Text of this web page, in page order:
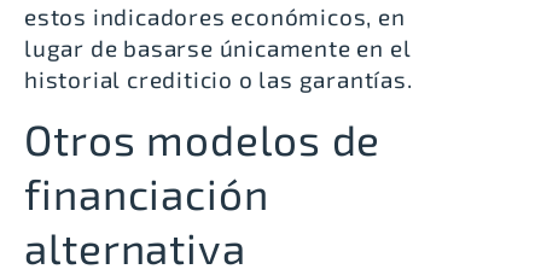
estos indicadores económicos, en
lugar de basarse únicamente en el
historial crediticio o las garantías.
Otros modelos de
financiación
alternativa